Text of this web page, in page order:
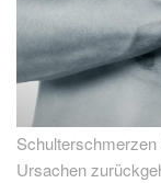
Ursachen